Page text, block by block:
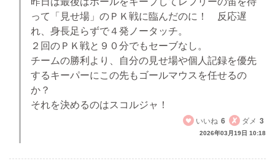
って「見せ場」のＰＫ戦に臨んだのに！ 反応遅
れ、身長足らずで４発ノータッチ。
２回のＰＫ戦と９０分でもセーブなし。
チームの勝利より、自分の見せ場や個人記録を優先
するキーパーにこの先もゴールマウスを任せるの
か？
それを決めるのはスコルジャ！
いいね 6 ダメ 3
2026年03月19日 10:18